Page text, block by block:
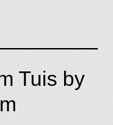
Tuis by